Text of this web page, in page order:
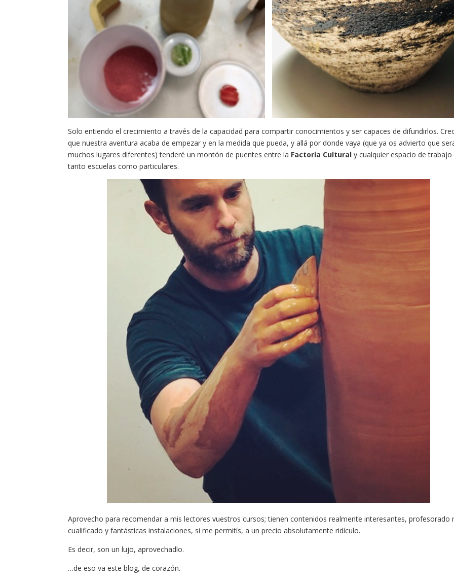
Solo entiendo el crecimiento a través de la capacidad para compartir conocimientos y ser capaces de difundirlos.
que nuestra aventura acaba de empezar y en la medida que pueda, y allá por donde vaya (que ya os advierto que
muchos lugares diferentes) tenderé un montón de puentes entre la Factoría Cultural y cualquier espacio de
tanto escuelas como particulares.
Aprovecho para recomendar a mis lectores vuestros cursos; tienen contenidos realmente interesantes, profesorado
cualificado y fantásticas instalaciones, si me permitís, a un precio absolutamente ridículo.
Es decir, son un lujo, aprovechadlo.
…de eso va este blog, de corazón.